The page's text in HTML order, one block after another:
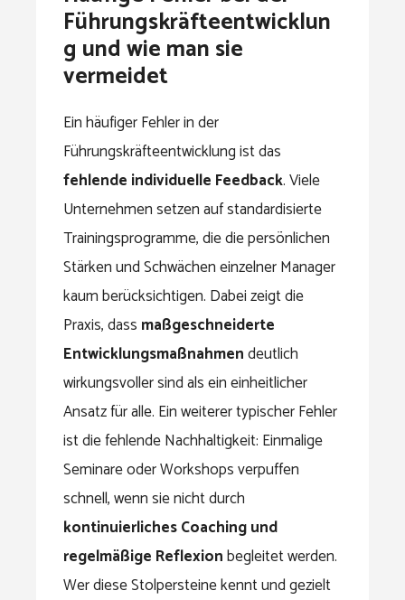
Führungskräfteentwicklun
g und wie man sie
vermeidet
Ein häufiger Fehler in der
Führungskräfteentwicklung ist das
fehlende individuelle Feedback. Viele
Unternehmen setzen auf standardisierte
Trainingsprogramme, die die persönlichen
Stärken und Schwächen einzelner Manager
kaum berücksichtigen. Dabei zeigt die
Praxis, dass maßgeschneiderte
Entwicklungsmaßnahmendeutlich
wirkungsvoller sind als ein einheitlicher
Ansatz für alle. Ein weiterer typischer Fehler
ist die fehlende Nachhaltigkeit: Einmalige
Seminare oder Workshops verpuffen
schnell, wenn sie nicht durch
kontinuierliches Coaching und
regelmäßige Reflexionbegleitet werden.
Wer diese Stolpersteine kennt und gezielt